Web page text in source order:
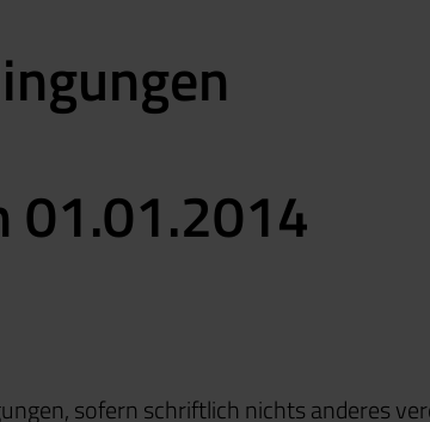
01.01.2014
sofern schriftlich nichts anderes